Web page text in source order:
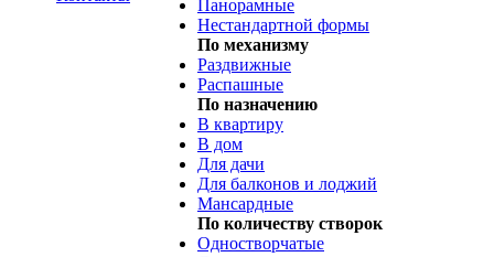
Панорамные
Нестандартной формы
По механизму
Раздвижные
Распашные
По назначению
В квартиру
В дом
Для дачи
Для балконов и лоджий
Мансардные
По количеству створок
Одностворчатые